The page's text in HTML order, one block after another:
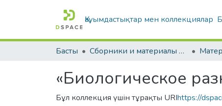
Қауымдастықтар мен коллекциялар
Басты Сборники и материалы конференций
«Биологическое
Бұл коллекция үшін тұрақты URIhttps://